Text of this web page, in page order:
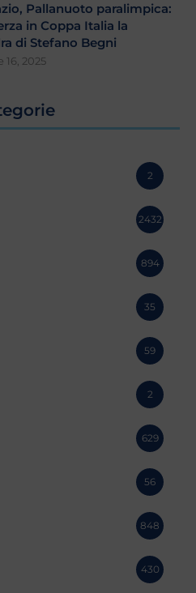
Pallanuoto paralimpica:
in Coppa Italia la
di Stefano Begni
16, 2025
2
2432
894
35
59
2
629
56
848
430